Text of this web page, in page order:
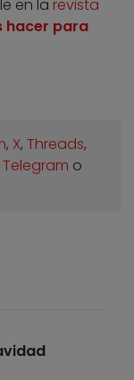
en la revista
hacer para
, X, Threads,
Telegram o